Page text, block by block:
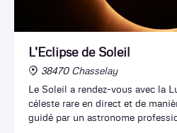
L'Eclipse de Soleil
38470 Chasselay
Le Soleil a rendez-vous avec la
céleste rare en direct et de
guidé par un astronome